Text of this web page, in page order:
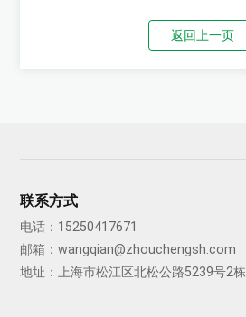
返回上一页
联系方式
电话： 15250417671
邮箱：wangqian@zhouchengsh.com
地址：上海市松江区北松公路5239号2栋